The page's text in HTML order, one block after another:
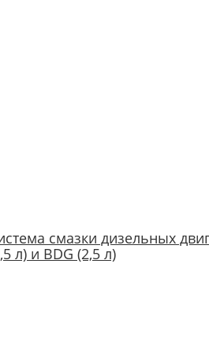
смазки дизельных
л) и BDG (2,5 л)